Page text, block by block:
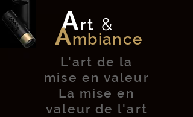
Art &
Ambiance
L'art de la
mise en valeur
La mise en
valeur de l'art